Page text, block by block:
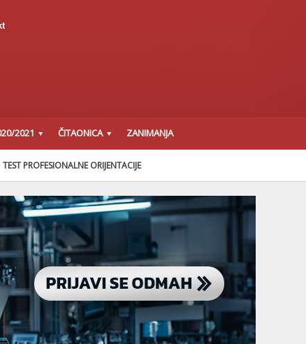
2021 ČITAONICA ZANIMANJA
TEST PROFESIONALNE ORIJENTACIJE